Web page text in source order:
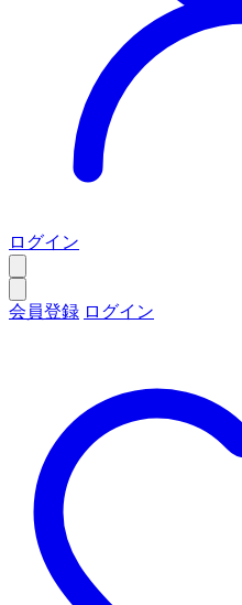
ログイン
会員登録 ログイン